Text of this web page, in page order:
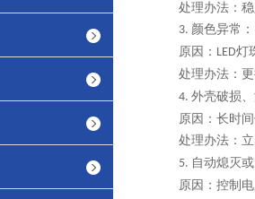
处理办法：
3. 颜色异常：
原因： LED灯
处理办法：
4. 外壳破损
原因：长时
处理办法：
5. 自动熄灭
原因：控制